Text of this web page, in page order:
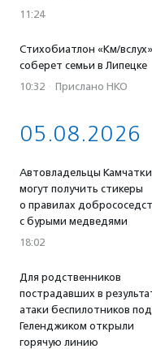
11:24
Стихобиатлон «Км/вслух»
соберет семьи в Липецке
10:32 · Прислано НКО
05.08.2026
Автовладельцы Камчатки
могут получить стикеры
о правилах
с бурыми медведями
18:02
Для родственников
пострадавших в
атаки беспилотников под
Геленджиком открыли
горячую линию